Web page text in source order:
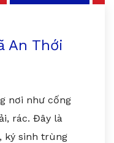
An Thới
nơi như cống
rác. Đây là
ký sinh trùng